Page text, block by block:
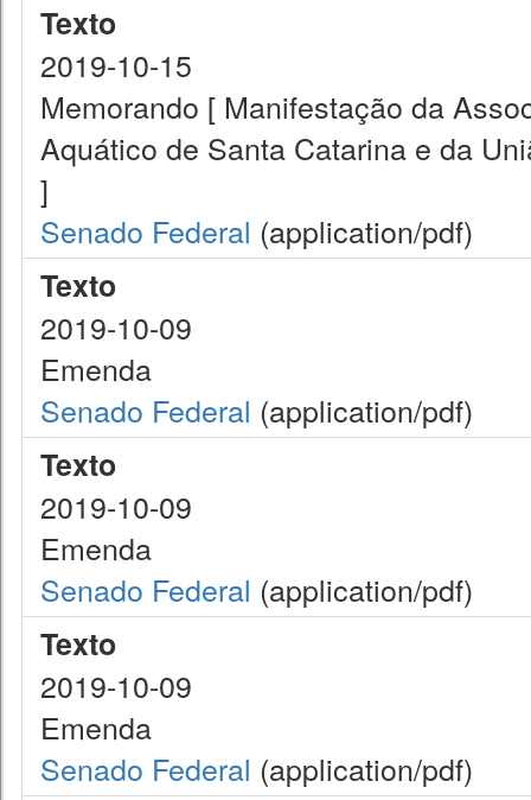
Texto
2019-10-15
Memorando [ Manifestação da
Aquático de Santa Catarina e da
]
Senado Federal (application/pdf)
Texto
2019-10-09
Emenda
Senado Federal (application/pdf)
Texto
2019-10-09
Emenda
Senado Federal (application/pdf)
Texto
2019-10-09
Emenda
Senado Federal (application/pdf)